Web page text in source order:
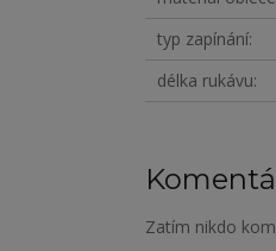
typ zapínání
délka rukávu
Zatím nikdo